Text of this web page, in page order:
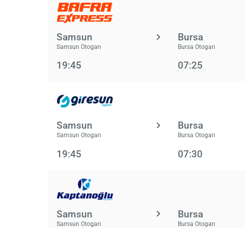
Samsun
Samsun Otogarı
Bursa
Bursa Otogarı
19:45 07:25
Samsun
Samsun Otogarı
Bursa
Bursa Otogarı
19:45 07:30
Samsun
Samsun Otogarı
Bursa
Bursa Otogarı